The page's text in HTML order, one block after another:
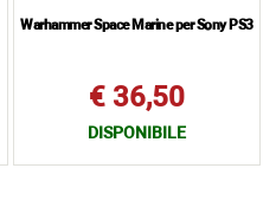
Warhammer Space Marine per Sony PS3
€ 36,50
DISPONIBILE